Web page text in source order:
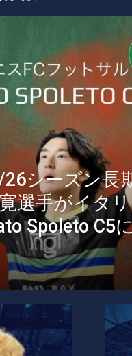
シーズン長
選手がイタ
Spoleto C5